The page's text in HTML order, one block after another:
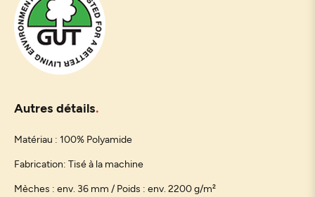
Autres détails
Matériau : 100% Polyamide
Fabrication: Tisé à la machine
Mèches : env. 36 mm / Poids : env. 2200 g/m²